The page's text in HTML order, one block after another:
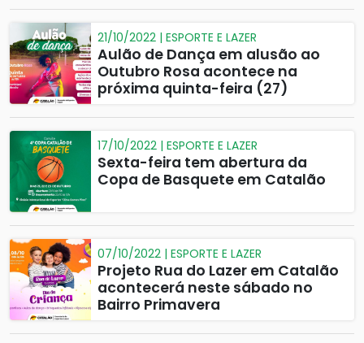
21/10/2022 | ESPORTE E LAZER
Aulão de Dança em alusão ao
Outubro Rosa acontece na
próxima quinta-feira (27)
17/10/2022 | ESPORTE E LAZER
Sexta-feira tem abertura da
Copa de Basquete em Catalão
07/10/2022 | ESPORTE E LAZER
Projeto Rua do Lazer em Catalão
acontecerá neste sábado no
Bairro Primavera